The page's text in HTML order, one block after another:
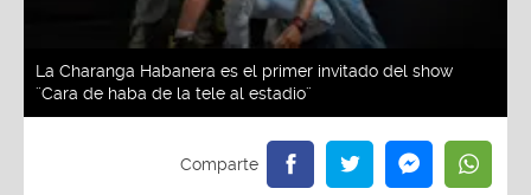
La Charanga Habanera es el primer invitado del show
¨Cara de haba de la tele al estadio¨